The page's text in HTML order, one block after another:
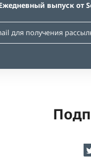
выпуск от